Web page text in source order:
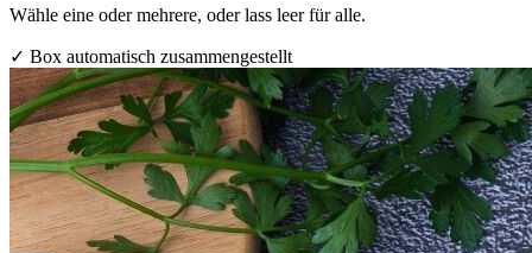
Wähle eine oder mehrere, oder lass leer für alle.
✓ Box automatisch zusammengestellt